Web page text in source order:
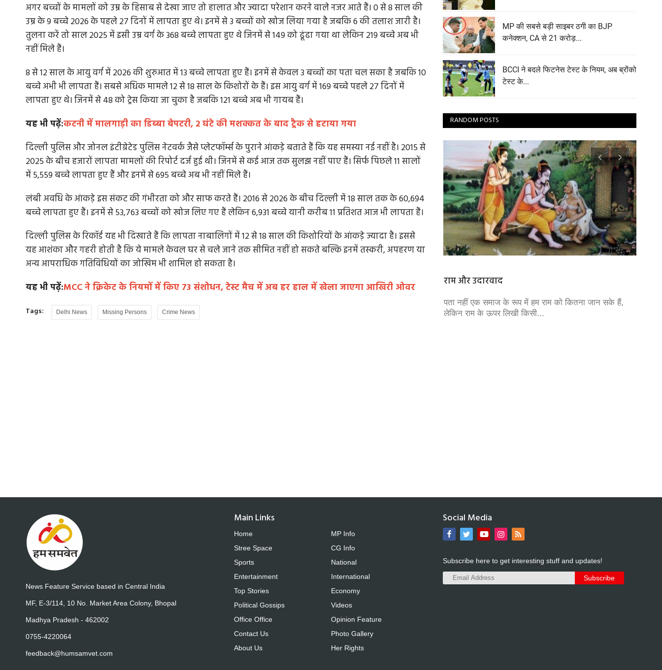
अगर बच्चों के मामलों को उम्र के हिसाब से देखा जाए तो हालात और ज्यादा परेशान करने वाले नजर आते हैं। 0 से 8 साल की
उम्र के 9 बच्चे 2026 के पहले 27 दिनों में लापता हुए थे। इनमें से 3 बच्चों को खोज लिया गया है जबकि 6 की तलाश जारी है।
तुलना करें तो साल 2025 में इसी उम्र वर्ग के 368 बच्चे लापता हुए थे जिनमें से 149 को ढूंढा गया था लेकिन 219 बच्चे अब भी
नहीं मिले हैं।
8 से 12 साल के आयु वर्ग में 2026 की शुरुआत में 13 बच्चे लापता हुए हैं। इनमें से केवल 3 बच्चों का पता चल सका है जबकि 10
बच्चे अभी भी लापता हैं। सबसे अधिक मामले 12 से 18 साल के किशोरों के हैं। इस आयु वर्ग में 169 बच्चे पहले 27 दिनों में
लापता हुए थे। जिनमें से 48 को ट्रेस किया जा चुका है जबकि 121 बच्चे अब भी गायब हैं।
यह भी पढ़ें:कटनी में मालगाड़ी का डिब्बा बेपटरी, 2 घंटे की मशक्कत के बाद ट्रैक से हटाया गया
दिल्ली पुलिस और जोनल इंटीग्रेटेड पुलिस नेटवर्क जैसे प्लेटफॉर्म्स के पुराने आंकड़े बताते हैं कि यह समस्या नई नहीं है। 2015 से
2025 के बीच हजारों लापता मामलों की रिपोर्ट दर्ज हुई थी। जिनमें से कई आज तक सुलझ नहीं पाए हैं। सिर्फ पिछले 11 सालों
में 5,559 बच्चे लापता हुए हैं और इनमें से 695 बच्चे अब भी नहीं मिले हैं।
लंबी अवधि के आंकड़े इस संकट की गंभीरता को और साफ करते हैं। 2016 से 2026 के बीच दिल्ली में 18 साल तक के 60,694
बच्चे लापता हुए हैं। इनमें से 53,763 बच्चों को खोज लिए गए हैं लेकिन 6,931 बच्चे यानी करीब 11 प्रतिशत आज भी लापता हैं।
दिल्ली पुलिस के रिकॉर्ड यह भी दिखाते हैं कि लापता नाबालिगों में 12 से 18 साल की किशोरियों के आंकड़े ज्यादा है। इससे
यह आशंका और गहरी होती है कि ये मामले केवल घर से चले जाने तक सीमित नहीं हो सकते बल्कि इनमें तस्करी, अपहरण या
अन्य आपराधिक गतिविधियों का जोखिम भी शामिल हो सकता है।
यह भी पढ़ें:MCC ने क्रिकेट के नियमों में किए 73 संशोधन, टेस्ट मैच में अब हर हाल में खेला जाएगा आखिरी ओवर
Tags: Delhi News Missing Persons Crime News
MP की सबसे बड़ी साइबर ठगी का BJP
कनेक्शन, CA से 21 करोड़...
BCCI ने बदले फिटनेस टेस्ट के नियम, अब ब्रोंको
टेस्ट के...
RANDOM POSTS
और पालघर में
लगातार भूकंप के
MP के शासकीय प्रेस में रद्दी घोटाला, 23 टन रद्दी डकार
गए...
भोपाल के सरकारी प्रिंटिंग प्रेस में 1.34 करोड़ रुपये का रद्दी
जी भाईसाहब जी: तनाव में बीजेपी नेता, बोलें या चुप बैठे... राम और उदारवाद
पता नहीं एक समाज के रूप में हम राम को कितना जान सके हैं,
लेकिन राम के ऊपर लिखी किसी...
News Feature Service based in Central India
MF, E-3/114, 10 No. Market Area Colony, Bhopal
Madhya Pradesh - 462002
0755-4220064
feedback@humsamvet.com
Main Links
Home
Stree Space
Sports
Entertainment
Top Stories
Political Gossips
Office Office
Contact Us
About Us
MP Info
CG Info
National
International
Economy
Videos
Opinion Feature
Photo Gallery
Her Rights
Social Media
Subscribe here to get interesting stuff and updates!